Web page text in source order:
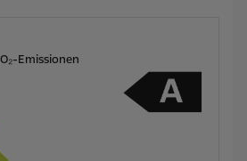
Emissionen